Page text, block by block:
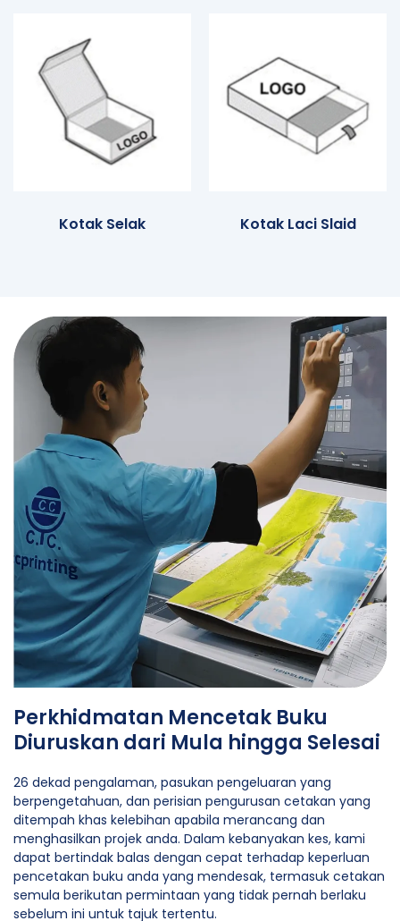
Kotak Selak Kotak Laci Slaid
Perkhidmatan Mencetak Buku
Diuruskan dari Mula hingga Selesai
26 dekad pengalaman, pasukan pengeluaran yang
berpengetahuan, dan perisian pengurusan cetakan yang
ditempah khas kelebihan apabila merancang dan
menghasilkan projek anda. Dalam kebanyakan kes, kami
dapat bertindak balas dengan cepat terhadap keperluan
pencetakan buku anda yang mendesak, termasuk cetakan
semula berikutan permintaan yang tidak pernah berlaku
sebelum ini untuk tajuk tertentu.